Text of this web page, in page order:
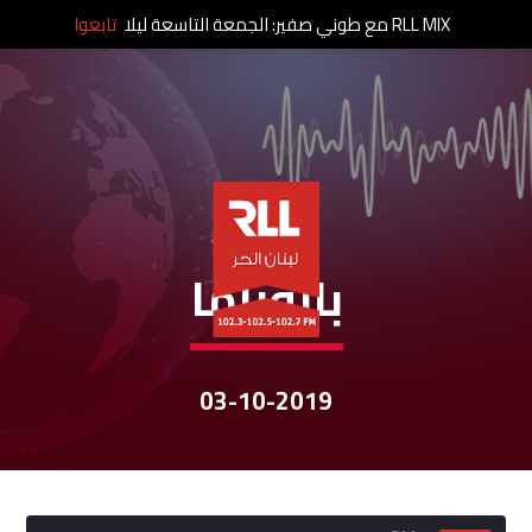
نشرات الأخبار
بانوراما
03-10-2019
RLL MIX مع طوني صفير: الجمعة التاسعة ليلا تابعوا